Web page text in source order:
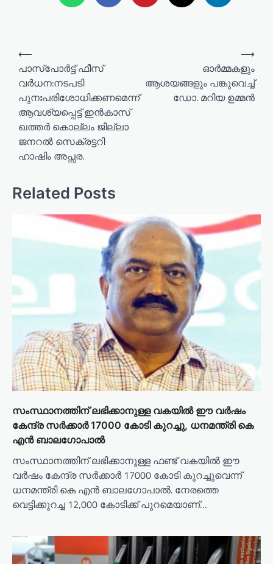
g
t
o
n
⟵
പാസ്പോർട്ട് ഫീസ്
വർധന:നടപടി
പുനഃപരിശോധിക്കണമെന്ന്
ആവശ്യപ്പെട്ട് ഇൻകാസ്
ഖത്തർ കൊല്ലം ജില്ലാ
ജനറൽ സെക്രട്ടറി
ഹാഷിം അപ്സര.
ഓർമ്മകളും
ആശയങ്ങളും പങ്കുവെച്ച്
ഡോ. മറിയ ഉമ്മൻ
⟶
Related Posts
സംസ്ഥാനത്തിന് ലഭിക്കാനുള്ള വകയില്‍ ഈ വര്‍ഷം
കേന്ദ്ര സർക്കാർ 17000 കോടി കുറച്ചു, ധനമന്ത്രി കെ
എൻ ബാലഗോപാൽ
സംസ്ഥാനത്തിന് ലഭിക്കാനുള്ള ഫണ്ട് വകയില്‍ ഈ
വര്‍ഷം കേന്ദ്ര സർക്കാർ 17000 കോടി കുറച്ചുവെന്ന്
ധനമന്ത്രി കെ എൻ ബാലഗോപാൽ. നേരത്തെ
വെട്ടിക്കുറച്ച 12,000 കോടിക്ക് പുറമെയാണ്…